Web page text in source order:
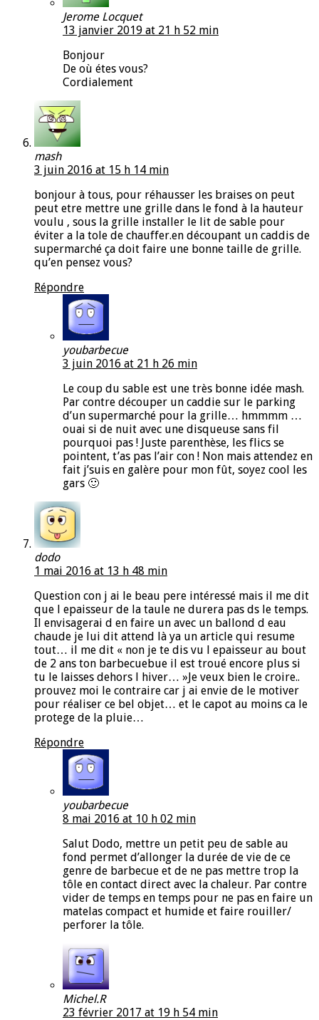
Jerome Locquet
13 janvier 2019 at 21 h 52 min
Bonjour
De où étes vous?
Cordialement
mash
3 juin 2016 at 15 h 14 min
bonjour à tous, pour réhausser les braises on peut
peut etre mettre une grille dans le fond à la hauteur
voulu , sous la grille installer le lit de sable pour
éviter a la tole de chauffer.en découpant un caddis de
supermarché ça doit faire une bonne taille de grille.
qu’en pensez vous?
Répondre
youbarbecue
3 juin 2016 at 21 h 26 min
Le coup du sable est une très bonne idée mash.
Par contre découper un caddie sur le parking
d’un supermarché pour la grille… hmmmm …
ouai si de nuit avec une disqueuse sans fil
pourquoi pas ! Juste parenthèse, les flics se
pointent, t’as pas l’air con ! Non mais attendez en
fait j’suis en galère pour mon fût, soyez cool les
gars 🙂
dodo
1 mai 2016 at 13 h 48 min
Question con j ai le beau pere intéressé mais il me dit
que l epaisseur de la taule ne durera pas ds le temps.
Il envisagerai d en faire un avec un ballond d eau
chaude je lui dit attend là ya un article qui resume
tout… il me dit « non je te dis vu l epaisseur au bout
de 2 ans ton barbecuebue il est troué encore plus si
tu le laisses dehors l hiver… »Je veux bien le croire..
prouvez moi le contraire car j ai envie de le motiver
pour réaliser ce bel objet… et le capot au moins ca le
protege de la pluie…
Répondre
youbarbecue
8 mai 2016 at 10 h 02 min
Salut Dodo, mettre un petit peu de sable au
fond permet d’allonger la durée de vie de ce
genre de barbecue et de ne pas mettre trop la
tôle en contact direct avec la chaleur. Par contre
vider de temps en temps pour ne pas en faire un
matelas compact et humide et faire rouiller/
perforer la tôle.
Michel.R
23 février 2017 at 19 h 54 min